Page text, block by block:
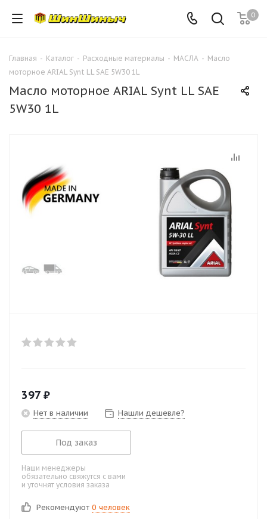
0
Главная - Каталог - Расходные материалы - МАСЛА - Масло
моторное ARIAL Synt LL SAE 5W30 1L
Масло моторное ARIAL Synt LL SAE
5W30 1L
397 ₽
Нет в наличии Нашли дешевле?
Под заказ
Наши менеджеры
обязательно свяжутся с вами
и уточнят условия заказа
Рекомендуют 0 человек